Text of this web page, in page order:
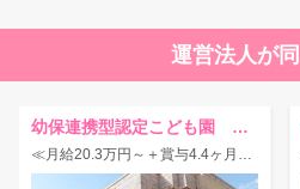
運営法人が
幼保連携型認定こども園 枦谷つぐみ保育園
≪月給20.3万円～＋賞与4.4ヶ月！≫残業ナシ＆福利厚生充実の認定こども園★